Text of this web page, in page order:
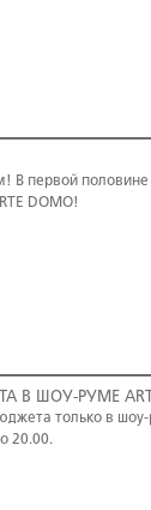
первой половине
DOMO!
В ШОУ-РУМЕ
только в
20.00.